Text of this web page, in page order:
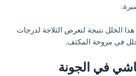
الخلل نتيجة لتعرض الثلاجة لدرجات
في مروحة المكثف.
في الجونة